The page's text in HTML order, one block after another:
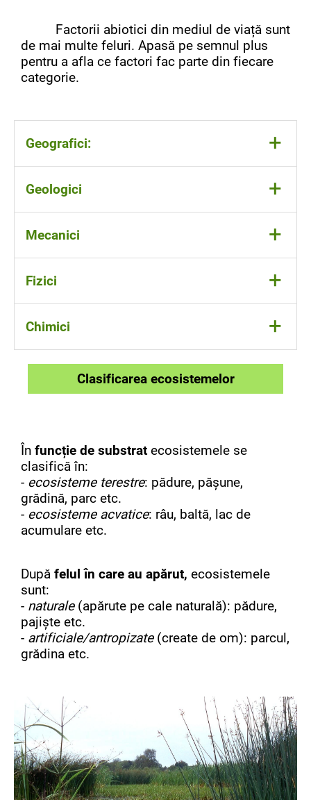
Factorii abiotici din mediul de viață sunt
de mai multe feluri. Apasă pe semnul plus
pentru a afla ce factori fac parte din fiecare
categorie.
Geografici: +
apele
uscatul
altitudinea
formele de relief (dealuri, munți, câmpii)
Geologici +
tipul de sol
tipul de rocă
tipul de apă (apă dulce, apă sărată)
Mecanici +
curenții de aer (vântul)
curenții de apă (valurile)
Fizici +
lumina
temperatura
umiditatea
Chimici +
gazele respiratorii
sărurile din apă sau din sol
Clasificarea ecosistemelor
În funcție de substrat ecosistemele se
clasifică în:
- ecosisteme terestre: pădure, pășune,
grădină, parc etc.
- ecosisteme acvatice: râu, baltă, lac de
acumulare etc.
După felul în care au apărut, ecosistemele
sunt:
- naturale(apărute pe cale naturală): pădure,
pajiște etc.
- artificiale/antropizate(create de om): parcul,
grădina etc.